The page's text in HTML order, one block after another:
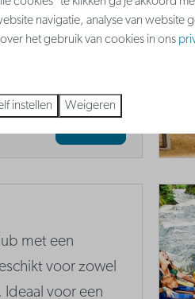
in de
met een
voor zowel
voor een
navigatie, analyse van website
het gebruik van cookies in ons
instellen Weigeren